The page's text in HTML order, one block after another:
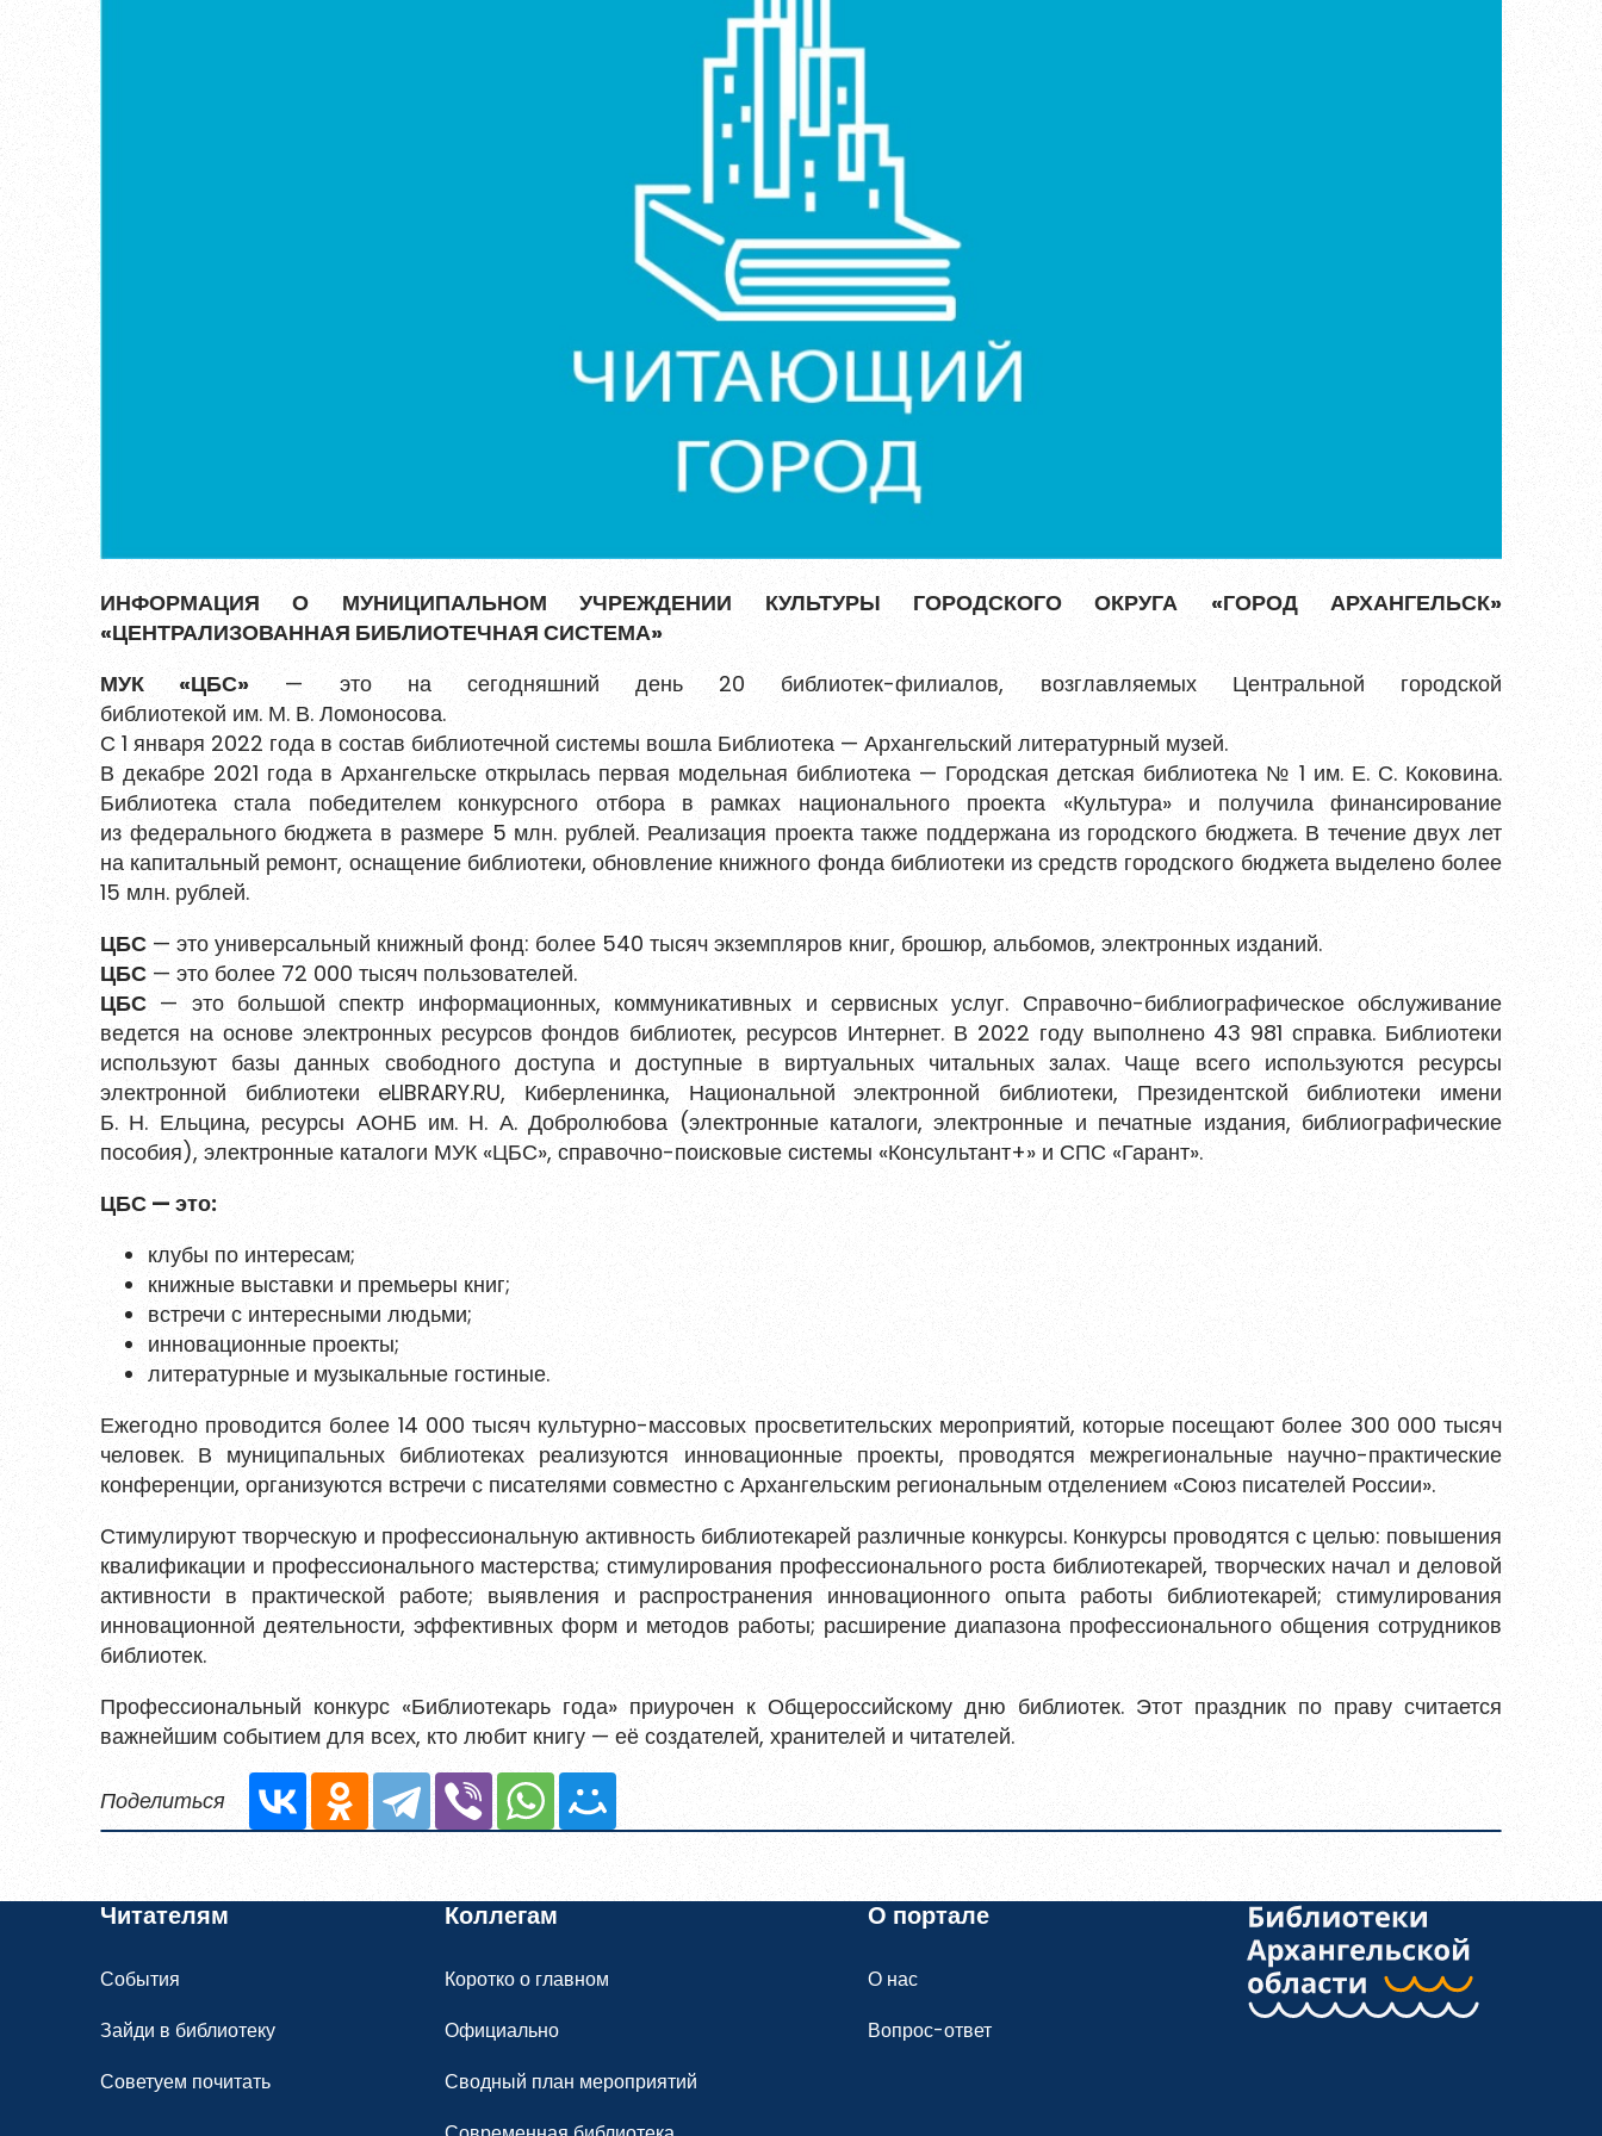
ИНФОРМАЦИЯ О МУНИЦИПАЛЬНОМ УЧРЕЖДЕНИИ КУЛЬТУРЫ ГОРОДСКОГО ОКРУГА «ГОРОД АРХАНГЕЛЬСК»
«ЦЕНТРАЛИЗОВАННАЯ БИБЛИОТЕЧНАЯ СИСТЕМА»
МУК «ЦБС» — это на сегодняшний день 20 библиотек-филиалов, возглавляемых Центральной городской
библиотекой им. М. В. Ломоносова.
С 1 января 2022 года в состав библиотечной системы вошла Библиотека — Архангельский литературный музей.
В декабре 2021 года в Архангельске открылась первая модельная библиотека — Городская детская библиотека № 1 им. Е. С. Коковина.
Библиотека стала победителем конкурсного отбора в рамках национального проекта «Культура» и получила финансирование
из федерального бюджета в размере 5 млн. рублей. Реализация проекта также поддержана из городского бюджета. В течение двух лет
на капитальный ремонт, оснащение библиотеки, обновление книжного фонда библиотеки из средств городского бюджета выделено более
15 млн. рублей.
ЦБС — это универсальный книжный фонд: более 540 тысяч экземпляров книг, брошюр, альбомов, электронных изданий.
ЦБС — это более 72 000 тысяч пользователей.
ЦБС — это большой спектр информационных, коммуникативных и сервисных услуг. Справочно-библиографическое обслуживание
ведется на основе электронных ресурсов фондов библиотек, ресурсов Интернет. В 2022 году выполнено 43 981 справка. Библиотеки
используют базы данных свободного доступа и доступные в виртуальных читальных залах. Чаще всего используются ресурсы
электронной библиотеки eLIBRARY.RU, Киберленинка, Национальной электронной библиотеки, Президентской библиотеки имени
Б. Н. Ельцина, ресурсы АОНБ им. Н. А. Добролюбова (электронные каталоги, электронные и печатные издания, библиографические
пособия), электронные каталоги МУК «ЦБС», справочно-поисковые системы «Консультант+» и СПС «Гарант».
ЦБС — это:
клубы по интересам;
книжные выставки и премьеры книг;
встречи с интересными людьми;
инновационные проекты;
литературные и музыкальные гостиные.
Ежегодно проводится более 14 000 тысяч культурно-массовых просветительских мероприятий, которые посещают более 300 000 тысяч
человек. В муниципальных библиотеках реализуются инновационные проекты, проводятся межрегиональные научно-практические
конференции, организуются встречи с писателями совместно с Архангельским региональным отделением «Союз писателей России».
Стимулируют творческую и профессиональную активность библиотекарей различные конкурсы. Конкурсы проводятся с целью: повышения
квалификации и профессионального мастерства; стимулирования профессионального роста библиотекарей, творческих начал и деловой
активности в практической работе; выявления и распространения инновационного опыта работы библиотекарей; стимулирования
инновационной деятельности, эффективных форм и методов работы; расширение диапазона профессионального общения сотрудников
библиотек.
Профессиональный конкурс «Библиотекарь года» приурочен к Общероссийскому дню библиотек. Этот праздник по праву считается
важнейшим событием для всех, кто любит книгу — её создателей, хранителей и читателей.
Поделиться
Читателям
События
Зайди в библиотеку
Советуем почитать
Коллегам
Коротко о главном
Официально
Сводный план мероприятий
О портале
О нас
Вопрос-ответ
Пароль должен быть минимум 6 символов и содержать хотя бы одну строчную букву, одну
прописную букву, одну цифру и один специальный символ.
Обновить
персональных данных
правилами использования материалов , размещённых на портале.